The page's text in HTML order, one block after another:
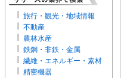
旅行・観光・地域情報
不動産
農林水産
鉄鋼・非鉄・金属
繊維・エネルギー・素材
精密機器